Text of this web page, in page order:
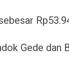
Gede dan